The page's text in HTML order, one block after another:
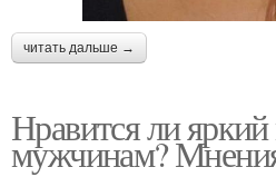
читать дальше →
Нравится ли
мужчинам?